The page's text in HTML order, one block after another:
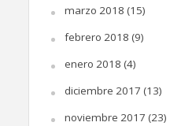
marzo 2018 (15)
febrero 2018 (9)
enero 2018 (4)
diciembre 2017 (13)
noviembre 2017 (23)